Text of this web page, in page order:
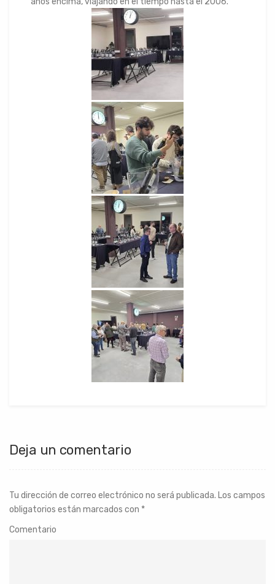
Deja un comentario
Tu dirección de correo electrónico no será publicada. Los campos
obligatorios están marcados con *
Comentario